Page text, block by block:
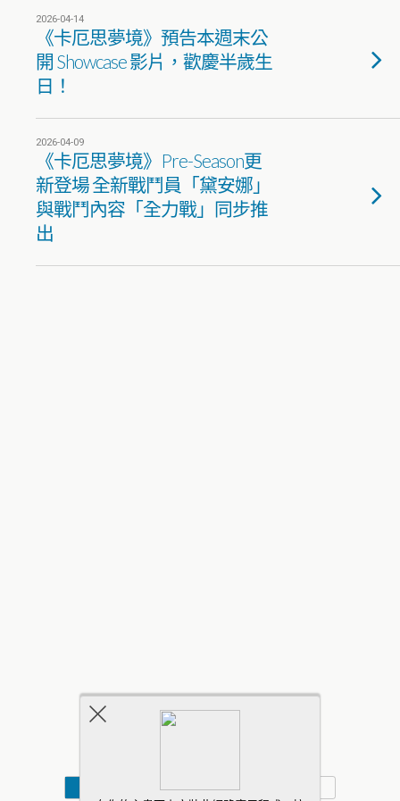
2026-04-14
《卡厄思夢境》預告本週末公
開 Showcase 影片，歡慶半歲生
日！
2026-04-09
《卡厄思夢境》Pre-Season更
新登場 全新戰鬥員「黛安娜」
與戰鬥內容「全力戰」同步推
出